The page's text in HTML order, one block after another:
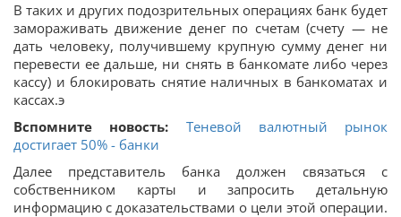
В таких и других подозрительных операциях банк будет
замораживать движение денег по счетам (счету — не
дать человеку, получившему крупную сумму денег ни
перевести ее дальше, ни снять в банкомате либо через
кассу) и блокировать снятие наличных в банкоматах и
кассах.э
Вспомните новость: Теневой валютный рынок
достигает 50% - банки
Далее представитель банка должен связаться с
собственником карты и запросить детальную
информацию с доказательствами о цели этой операции.